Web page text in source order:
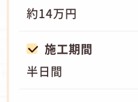
約14万円
施工期間
半日間